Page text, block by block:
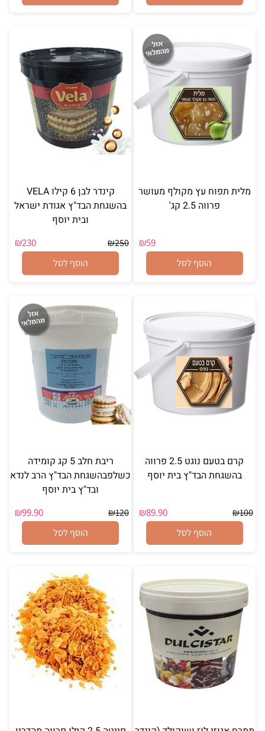
מלית תפוח עץ מקולף מעושר
פרווה 2.5 קג'
₪59
הוסף לסל
קינדר לבן 6 קילו VELA
בהשגחת הבד"ץ אגודת ישראל
ובית יוסף
₪250
₪230
הוסף לסל
קרם בטעם נוגט 2.5 פרווה
בהשגחת הבד"ץ בית יוסף
₪100
₪89.90
הוסף לסל
ריבת חלב 5 קג קומידה
כשלפבהשגחת הבד"ץ הרב לנדא
ובד"ץ בית יוסף
₪120
₪99.90
הוסף לסל